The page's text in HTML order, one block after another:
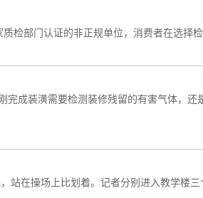
检部门认证的非正规单位，消费者在选择
完成装潢需要检测装修残留的有害气体，
在操场上比划着。记者分别进入教学楼